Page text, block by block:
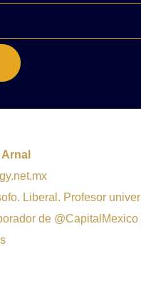
Liberal. Profesor
de @CapitalMexico